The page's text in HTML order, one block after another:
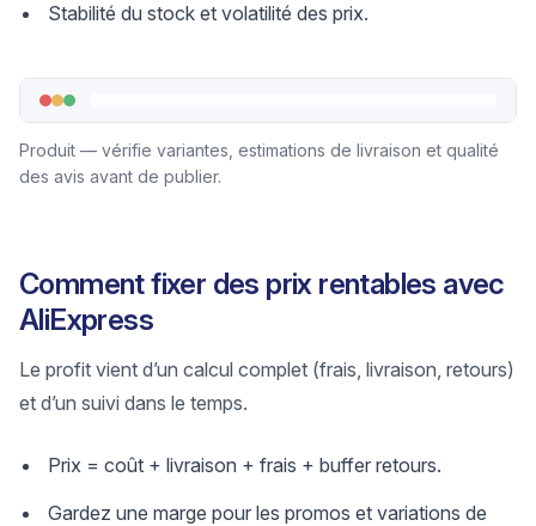
Stabilité du stock et volatilité des prix.
Produit — vérifie variantes, estimations de livraison et qualité
des avis avant de publier.
Comment fixer des prix rentables avec
AliExpress
Le profit vient d’un calcul complet (frais, livraison, retours)
et d’un suivi dans le temps.
Prix = coût + livraison + frais + buffer retours.
Gardez une marge pour les promos et variations de